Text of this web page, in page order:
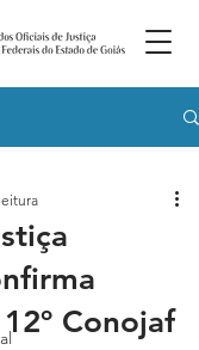
Conojaf